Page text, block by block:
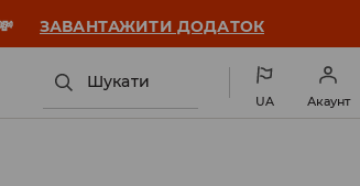
ЗАВАНТАЖИТИ ДОДАТОК
Шукати
UA Акаунт